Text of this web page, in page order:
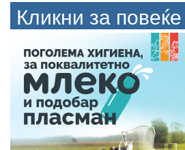
Кликни за повеќе